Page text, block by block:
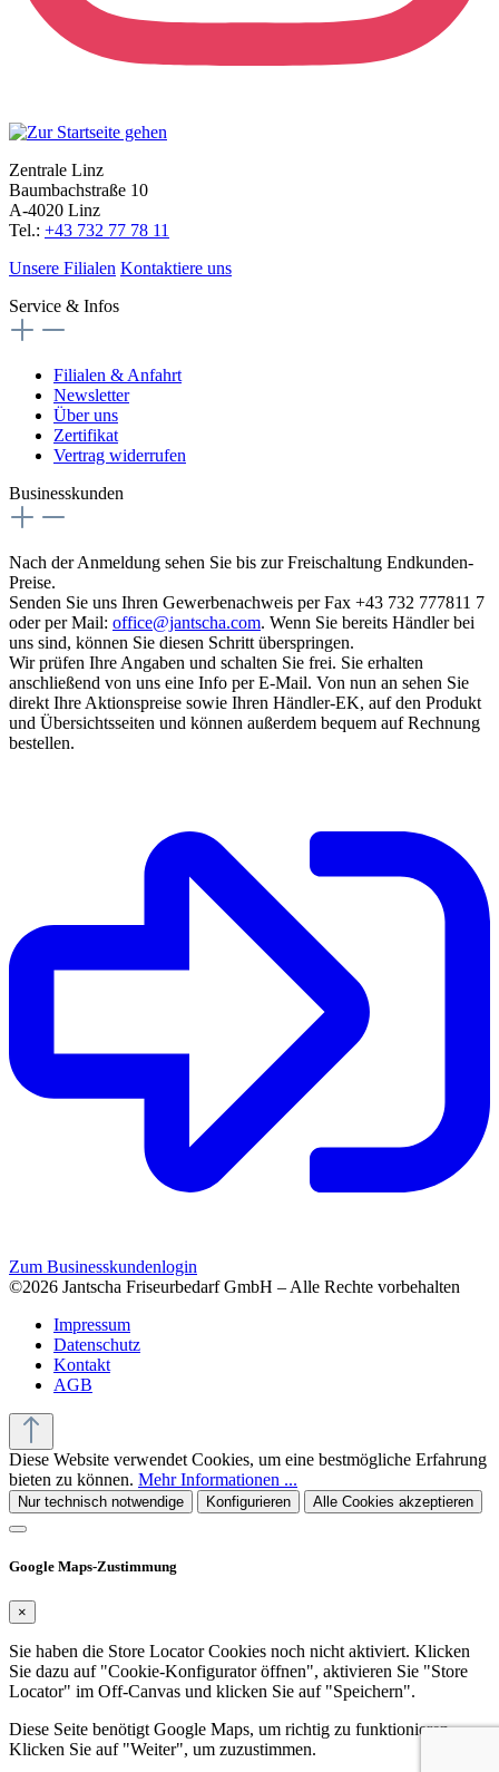
Zentrale Linz
Baumbachstraße 10
A-4020 Linz
Tel.: +43 732 77 78 11
Unsere Filialen Kontaktiere uns
Service & Infos
Filialen & Anfahrt
Newsletter
Über uns
Zertifikat
Vertrag widerrufen
Businesskunden
Nach der Anmeldung sehen Sie bis zur Freischaltung Endkunden-
Preise.
Senden Sie uns Ihren Gewerbenachweis per Fax +43 732 777811 7
oder per Mail: office@jantscha.com. Wenn Sie bereits Händler bei
uns sind, können Sie diesen Schritt überspringen.
Wir prüfen Ihre Angaben und schalten Sie frei. Sie erhalten
anschließend von uns eine Info per E-Mail. Von nun an sehen Sie
direkt Ihre Aktionspreise sowie Ihren Händler-EK, auf den Produkt
und Übersichtsseiten und können außerdem bequem auf Rechnung
bestellen.
Zum Businesskundenlogin
©2026 Jantscha Friseurbedarf GmbH – Alle Rechte vorbehalten
Impressum
Datenschutz
Kontakt
AGB
Diese Website verwendet Cookies, um eine bestmögliche Erfahrung
bieten zu können. Mehr Informationen ...
Nur technisch notwendige Konfigurieren Alle Cookies akzeptieren
Google Maps-Zustimmung
×
Sie haben die Store Locator Cookies noch nicht aktiviert. Klicken
Sie dazu auf "Cookie-Konfigurator öffnen", aktivieren Sie "Store
Locator" im Off-Canvas und klicken Sie auf "Speichern".
Diese Seite benötigt Google Maps, um richtig zu funktionieren.
Klicken Sie auf "Weiter", um zuzustimmen.